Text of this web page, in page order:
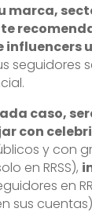
marca,
influencers
seguidores
caso,
con
y con
en RRSS),
en
sus cuentas)